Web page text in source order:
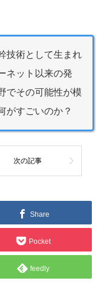
技術として生まれ
ネット以来の発
でその可能性が模
がすごいのか？
次の記事
Share
Pocket
feedly